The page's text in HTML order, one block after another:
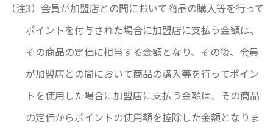
（注3）会員が加盟店との間において商品の購入等を行って
ポイントを付与された場合に加盟店に支払う金額は、
その商品の定価に相当する金額となり、その後、会員
が加盟店との間において商品の購入等を行ってポイン
トを使用した場合に加盟店に支払う金額は、その商品
の定価からポイントの使用額を控除した金額となりま